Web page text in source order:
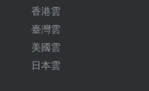
香港雲
臺灣雲
美國雲
日本雲